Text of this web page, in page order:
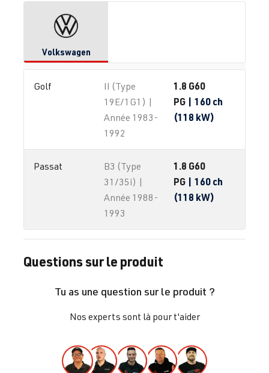
Volkswagen
Golf
II (Type
19E/1G1) |
Année 1983-
1992
1.8 G60
PG | 160 ch
(118 kW)
Passat
B3 (Type
31/35i) |
Année 1988-
1993
1.8 G60
PG | 160 ch
(118 kW)
Questions sur le produit
Tu as une question sur le produit ?
Nos experts sont là pour t'aider